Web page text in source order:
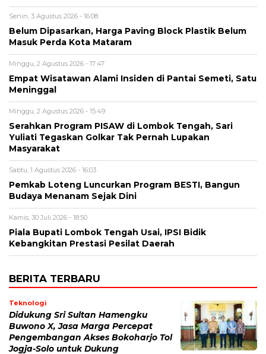
Senin, 3 Agustus 2026 - 16:08
Belum Dipasarkan, Harga Paving Block Plastik Belum
Masuk Perda Kota Mataram
Minggu, 2 Agustus 2026 - 17:47
Empat Wisatawan Alami Insiden di Pantai Semeti, Satu
Meninggal
Minggu, 2 Agustus 2026 - 15:49
Serahkan Program PISAW di Lombok Tengah, Sari
Yuliati Tegaskan Golkar Tak Pernah Lupakan
Masyarakat
Sabtu, 1 Agustus 2026 - 16:03
Pemkab Loteng Luncurkan Program BESTI, Bangun
Budaya Menanam Sejak Dini
Kamis, 30 Juli 2026 - 18:50
Piala Bupati Lombok Tengah Usai, IPSI Bidik
Kebangkitan Prestasi Pesilat Daerah
BERITA TERBARU
Teknologi
Didukung Sri Sultan Hamengku
Buwono X, Jasa Marga Percepat
Pengembangan Akses Bokoharjo Tol
Jogja-Solo untuk Dukung